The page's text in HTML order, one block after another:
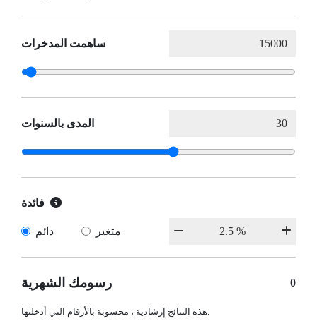
ساهمت المدخرات
المدى بالسنوات
فائدة
دائم متغير
رسومك الشهرية 0
هذه النتائج إرشادية ، محسوبة بالأرقام التي أدخلتها.